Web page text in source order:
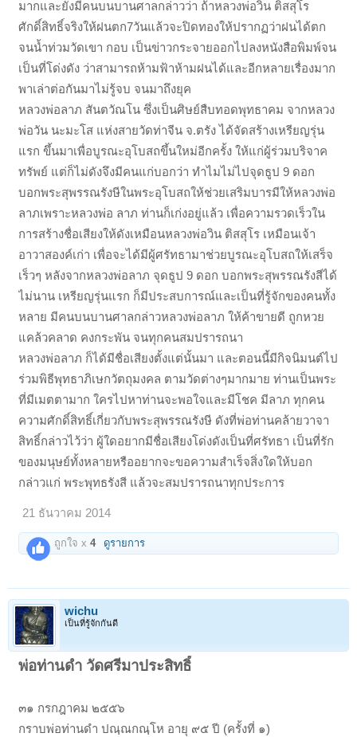
มากและยังมีคนบนบานศาลกล่าวว่า ถ้าหลวงพ่อวิน ติสสุโร
ศักดิ์สิทธิ์จริงให้ฝนตก7วันแล้วจะปิดทองให้ปรากฏว่าฝนได้ตก
จนน้ำท่วมวัดเขา กอบ เป็นข่าวกระจายออกไปลงหนังสือพิมพ์จน
เป็นที่โด่งดัง ว่าสามารถห้ามฟ้าห้ามฝนได้และอีกหลายเรื่องมาก
พาเล่าต่อกันมาไม่รู้จบ จนมาถึงยุค
หลวงพ่อลาภ สันตวัณโน ซึ่งเป็นศิษย์สืบทอดพุทธาคม จากหลวง
พ่อวัน นะมะโส แห่งสายวัดท่าจีน จ.ตรัง ได้จัดสร้างเหรียญรุ่น
แรก ขึ้นมาเพื่อบูรณะอุโบสถขึ้นใหม่อีกครั้ง ให้แก่ผู้ร่วมบริจาค
ทรัพย์ แต่ก็ไม่ดังจึงมีคนแก่บอกว่า ทำไมไม่ไปจุดธูป 9 ดอก
บอกพระสุพรรณรังษีในพระอุโบสถให้ช่วยเสริมบารมีให้หลวงพ่อ
ลาภเพราะหลวงพ่อ ลาภ ท่านก็เก่งอยู่แล้ว เพื่อความรวดเร็วใน
การสร้างชื่อเสียงให้ดังเหมือนหลวงพ่อวิน ติสสุโร เหมือนเจ้า
อาวาสองค์เก่า เพื่อจะได้มีผู้ศรัทธามาช่วยบูรณะอุโบสถให้เสร็จ
เร็วๆ หลังจากหลวงพ่อลาภ จุดธูป 9 ดอก บอกพระสุพรรณรังสีได้
ไม่นาน เหรียญรุ่นแรก ก็มีประสบการณ์และเป็นที่รู้จักของคนทั้ง
หลาย มีคนบนบานศาลกล่าวหลวงพ่อลาภ ให้ค้าขายดี ถูกหวย
แคล้วคลาด คงกระพัน จนทุกคนสมปรารถนา
หลวงพ่อลาภ ก็ได้มีชื่อเสียงตั้งแต่นั้นมา และตอนนี้มีกิจนิมนต์ไป
ร่วมพิธีพุทธาภิเษกวัตถุมงคล ตามวัดต่างๆมากมาย ท่านเป็นพระ
ที่มีเมตตามาก ใครไปหาท่านจะพอใจและมีโชค มีลาภ ทุกคน
ความศักดิ์สิทธิ์เกี่ยวกับพระสุพรรณรังษี ดังที่พ่อท่านคล้ายวาจา
สิทธิ์กล่าวไว้ว่า ผู้ใดอยากมีชื่อเสียงโด่งดังเป็นที่ศรัทธา เป็นที่รัก
ของมนุษย์ทั้งหลายหรืออยากจะขอความสำเร็จสิ่งใดให้บอก
กล่าวแก่ พระพุทธรังสี แล้วจะสมปรารถนาทุกประการ
21 ธันวาคม 2014
ถูกใจ x4 ดูรายการ
wichu
เป็นที่รู้จักกันดี
พ่อท่านดำ วัดศรีมาประสิทธิ์
๓๑ กรกฎาคม ๒๕๕๖
กราบพ่อท่านดำ ปณฺณกณฺโห อายุ ๙๕ ปี (ครั้งที่ ๑)